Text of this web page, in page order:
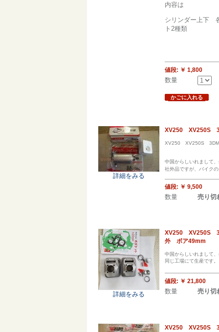
内容は
シリンダー上下
ト2種類
値段: ￥ 1,800
数量
かごに入れる
詳細をみる
XV250 XV250S
XV250 XV250S
中国からしいれまして
社外品ですが、バイク
値段: ￥ 9,500
数量 売り切
詳細をみる
XV250 XV250S
外 ボア49mm
中国からしいれまして
同じ工場にて生産です
値段: ￥ 21,800
数量 売り切
XV250 XV250S